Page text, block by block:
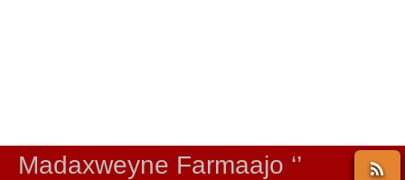
Madaxweyne Farmaajo ‘’